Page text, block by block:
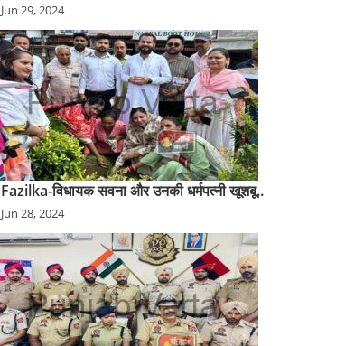
Jun 29, 2024
Fazilka-विधायक सवना और उनकी धर्मपत्नी खूशबू..
Jun 28, 2024